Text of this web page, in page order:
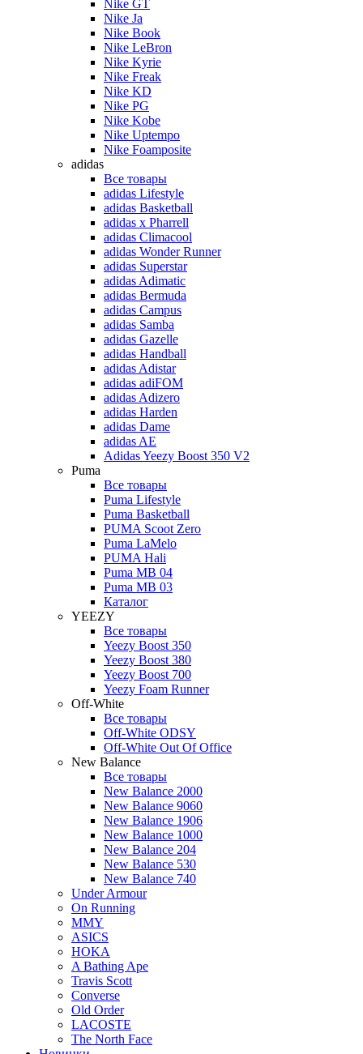
Nike GT
Nike Ja
Nike Book
Nike LeBron
Nike Kyrie
Nike Freak
Nike KD
Nike PG
Nike Kobe
Nike Uptempo
Nike Foamposite
adidas
Все товары
adidas Lifestyle
adidas Basketball
adidas x Pharrell
adidas Climacool
adidas Wonder Runner
adidas Superstar
adidas Adimatic
adidas Bermuda
adidas Campus
adidas Samba
adidas Gazelle
adidas Handball
adidas Adistar
adidas adiFOM
adidas Adizero
adidas Harden
adidas Dame
adidas AE
Adidas Yeezy Boost 350 V2
Puma
Все товары
Puma Lifestyle
Puma Basketball
PUMA Scoot Zero
Puma LaMelo
PUMA Hali
Puma MB 04
Puma MB 03
Каталог
YEEZY
Все товары
Yeezy Boost 350
Yeezy Boost 380
Yeezy Boost 700
Yeezy Foam Runner
Off-White
Все товары
Off-White ODSY
Off-White Out Of Office
New Balance
Все товары
New Balance 2000
New Balance 9060
New Balance 1906
New Balance 1000
New Balance 204
New Balance 530
New Balance 740
Under Armour
On Running
MMY
ASICS
HOKA
A Bathing Ape
Travis Scott
Converse
Old Order
LACOSTE
The North Face